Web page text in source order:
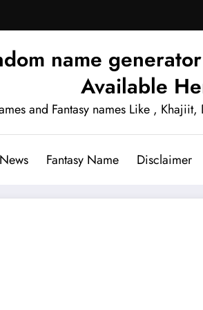
name
Available
and Fantasy names Like ,
Fantasy Name Disclaimer